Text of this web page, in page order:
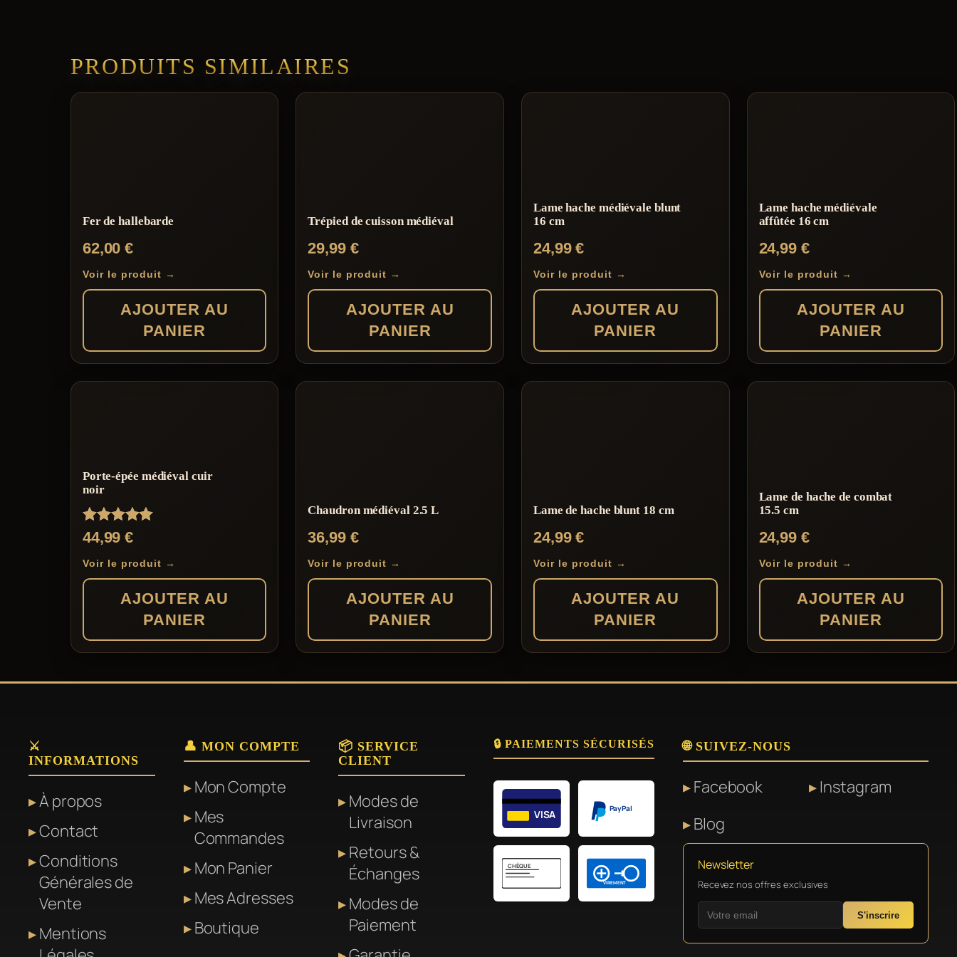
PRODUITS SIMILAIRES
Fer de hallebarde
62,00€
Voir le produit →
AJOUTER AU
PANIER
Trépied de cuisson médiéval
29,99 €
Voir le produit →
AJOUTER AU
PANIER
Lame hache médiévale blunt
16 cm
24,99€
Voir le produit →
AJOUTER AU
PANIER
Lame hache médiévale
affûtée 16 cm
24,99 €
Voir le produit →
AJOUTER AU
PANIER
Porte-épée médiéval cuir
noir
Note
5.00
sur 5
44,99€
Voir le produit →
AJOUTER AU
PANIER
Chaudron médiéval 2.5 L
36,99 €
Voir le produit →
AJOUTER AU
PANIER
Lame de hache blunt 18 cm
24,99€
Voir le produit →
AJOUTER AU
PANIER
Lame de hache de combat
15.5 cm
24,99 €
Voir le produit →
AJOUTER AU
PANIER
⚔️
INFORMATIONS
À propos
Contact
Conditions
Générales de
Vente
Mentions
👤 MON COMPTE
Mon Compte
Mes
Commandes
Mon Panier
Mes Adresses
Boutique
📦 SERVICE
CLIENT
Modes de
Livraison
Retours &
Échanges
Modes de
Paiement
🔒 PAIEMENTS SÉCURISÉS
VISA PayPal
CHÈQUE
VIREMENT
🌐 SUIVEZ-NOUS
Facebook
Instagram
Blog
Newsletter
Recevez nos offres exclusives
S'inscrire